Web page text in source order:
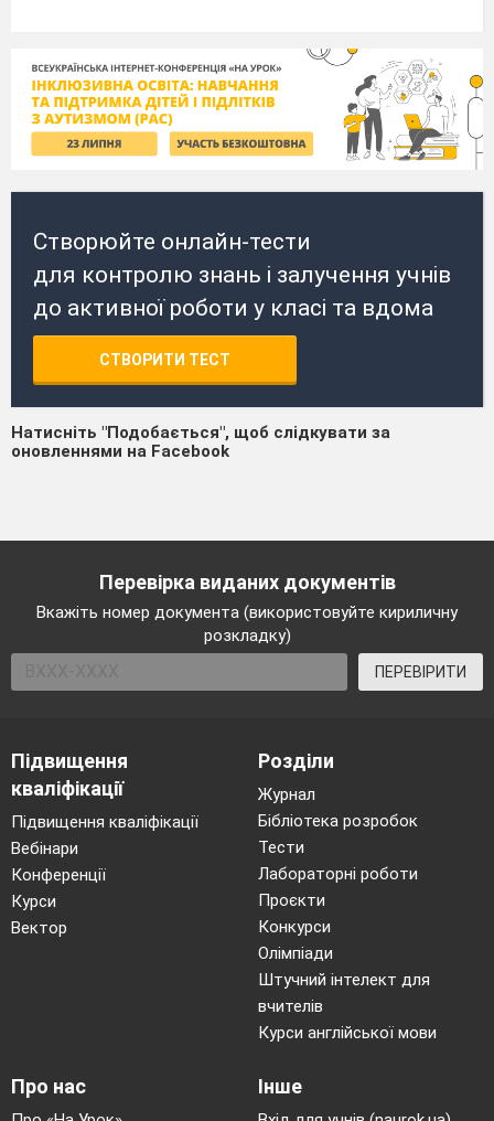
Створюйте онлайн-тести
для контролю знань і залучення учнів
до активної роботи у класі та вдома
СТВОРИТИ ТЕСТ
Натисніть "Подобається", щоб слідкувати за
оновленнями на Facebook
Перевірка виданих документів
Вкажіть номер документа (використовуйте кириличну
розкладку)
ПЕРЕВІРИТИ
Підвищення
кваліфікації
Підвищення кваліфікації
Вебінари
Конференції
Курси
Вектор
Розділи
Журнал
Бібліотека розробок
Тести
Лабораторні роботи
Проєкти
Конкурси
Олімпіади
Штучний інтелект для
вчителів
Курси англійської мови
Про нас Інше